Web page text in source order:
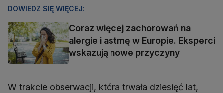
DOWIEDZ SIĘ WIĘCEJ:
Coraz więcej zachorowań na
alergie i astmę w Europie. Eksperci
wskazują nowe przyczyny
W trakcie obserwacji, która trwała dziesięć lat,